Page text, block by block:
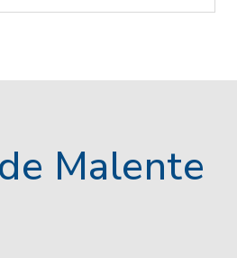
Malente